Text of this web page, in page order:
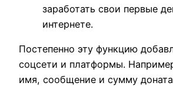
заработать свои первые
интернете.
Постепенно эту функцию
соцсети и платформы.
имя, сообщение и сумму